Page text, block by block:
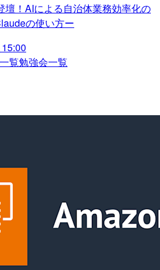
壇！AIによる自治体業務効率化の
の使い方ー
覧勉強会一覧